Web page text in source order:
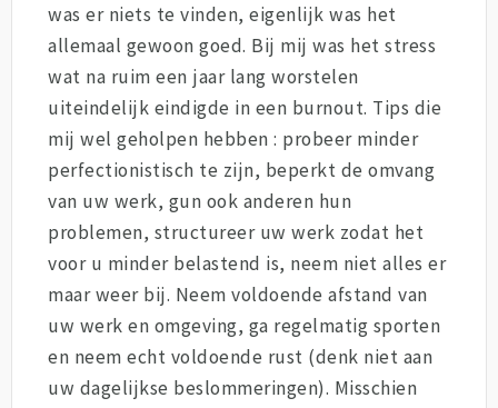
was er niets te vinden, eigenlijk was het
allemaal gewoon goed. Bij mij was het stress
wat na ruim een jaar lang worstelen
uiteindelijk eindigde in een burnout. Tips die
mij wel geholpen hebben : probeer minder
perfectionistisch te zijn, beperkt de omvang
van uw werk, gun ook anderen hun
problemen, structureer uw werk zodat het
voor u minder belastend is, neem niet alles er
maar weer bij. Neem voldoende afstand van
uw werk en omgeving, ga regelmatig sporten
en neem echt voldoende rust (denk niet aan
uw dagelijkse beslommeringen). Misschien